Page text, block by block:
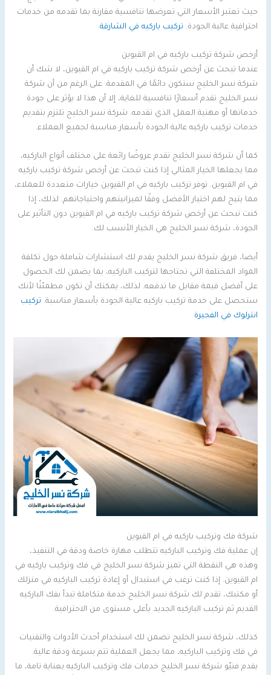
حيث تعتبر الأسعار التي تعرضها تنافسية مقارنة بما تقدمه من خدمات
احترافية عالية الجودة. تركيب باركيه في الشارقة
أرخص شركة تركيب باركيه في ام القيوين
عندما تبحث عن أرخص شركة تركيب باركيه في ام القيوين، لا شك أن
شركة نسر الخليج ستكون دائمًا في المقدمة. على الرغم من أن شركة
نسر الخليج تقدم أسعارًا تنافسية للغاية، إلا أن هذا لا يؤثر على جودة
خدماتها أو مهنية العمل الذي تقدمه. شركة نسر الخليج تلتزم بتقديم
خدمات تركيب باركيه عالية الجودة بأسعار مناسبة لجميع العملاء.
كما أن شركة نسر الخليج تقدم عروضًا رائعة على مختلف أنواع الباركيه،
مما يجعلها الخيار المثالي إذا كنت تبحث عن أرخص شركة تركيب باركيه
في ام القيوين. توفر تركيب باركيه في ام القيوين خيارات متعددة للعملاء،
مما يتيح لهم اختيار الأفضل وفقًا لميزانيتهم واحتياجاتهم. لذلك، إذا
كنت تبحث عن أرخص شركة تركيب باركيه في ام القيوين دون التأثير على
الجودة، شركة نسر الخليج هي الخيار الأنسب لك.
أيضا، فريق شركة نسر الخليج يقدم لك استشارات شاملة حول تكلفة
المواد المختلفة التي تحتاجها لتركيب الباركيه، بما يضمن لك الحصول
على أفضل قيمة مقابل ما تدفعه. لذلك، يمكنك أن تكون مطمئنًا لأنك
ستحصل على خدمة تركيب باركيه عالية الجودة بأسعار مناسبة. تركيب
انترلوك في الفجيرة
شركة فك وتركيب باركيه في ام القيوين
إن عملية فك وتركيب الباركيه تتطلب مهارة خاصة ودقة في التنفيذ،
وهذه هي النقطة التي تميز شركة نسر الخليج في فك وتركيب باركيه في
ام القيوين. إذا كنت ترغب في استبدال أو إعادة تركيب الباركيه في منزلك
أو مكتبك، تقدم لك شركة نسر الخليج خدمة متكاملة تبدأ بفك الباركيه
القديم ثم تركيب الباركيه الجديد بأعلى مستوى من الاحترافية.
كذلك، شركة نسر الخليج تضمن لك استخدام أحدث الأدوات والتقنيات
في فك وتركيب الباركيه، مما يجعل العملية تتم بسرعة ودقة عالية.
يقدم فنيّو شركة نسر الخليج خدمات فك وتركيب الباركيه بعناية تامة، ما